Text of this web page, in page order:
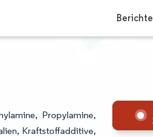
Berichte
Propylamine,
Kraftstoffadditive,